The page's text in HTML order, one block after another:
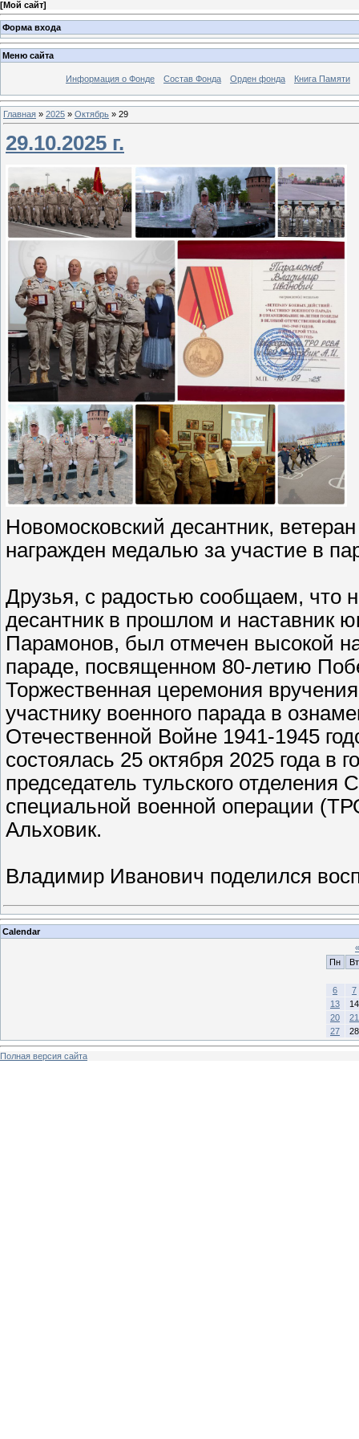
[Мой сайт]
Форма входа
Меню сайта
Информация о Фонде Состав Фонда Орден фонда Книга Памяти
Главная » 2025 » Октябрь » 29
29.10.2025 г.
Новомосковский десантник,
награжден медалью за участие в
Друзья, с радостью сообщаем, что
десантник в прошлом и наставник
Парамонов, был отмечен высокой
параде, посвященном 80-летию
Торжественная церемония
участнику военного парада в
Отечественной Войне 1941-1945
состоялась 25 октября 2025 года в
председатель тульского
специальной военной операции
Альховик.
Владимир Иванович поделился
Calendar
«
Пн
Вт
6
7
13
14
20
21
27
28
Полная версия сайта